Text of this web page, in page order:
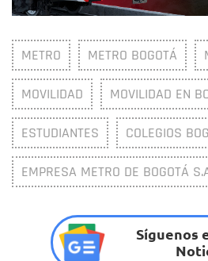
METRO METRO BOGOTÁ
MOVILIDAD MOVILIDAD EN
ESTUDIANTES COLEGIOS
EMPRESA METRO DE BOGOTÁ
Síguenos